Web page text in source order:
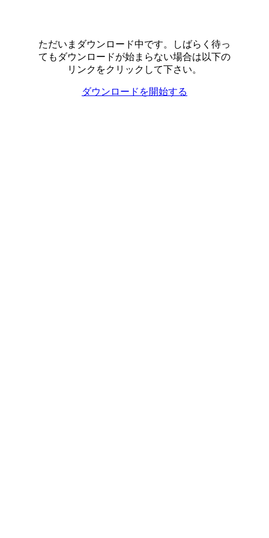
ただいまダウンロード中です。しばらく待っ
てもダウンロードが始まらない場合は以下の
リンクをクリックして下さい。
ダウンロードを開始する